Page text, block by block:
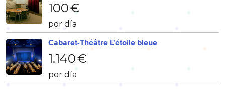
100 €
por día
Cabaret-Théâtre L'étoile bleue
1.140 €
por día